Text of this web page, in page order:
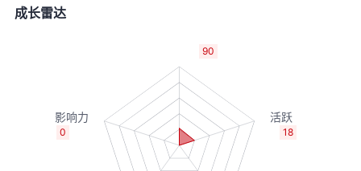
者
成长雷达
90
18
0